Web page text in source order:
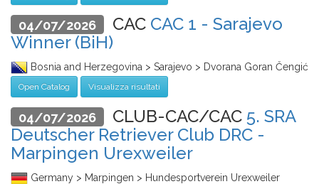
04/07/2026 CAC CAC 1 - Sarajevo
Winner (BiH)
Bosnia and Herzegovina > Sarajevo > Dvorana Goran Čengić
Open Catalog Visualizza risultati
04/07/2026 CLUB-CAC/CAC 5. SRA
Deutscher Retriever Club DRC -
Marpingen Urexweiler
Germany > Marpingen > Hundesportverein Urexweiler